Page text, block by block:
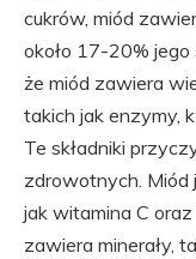
cukrów, miód
około 17-20%
że miód zawiera
takich jak enzymy,
Te składniki
zdrowotnych. Miód
jak witamina C
zawiera minerały,